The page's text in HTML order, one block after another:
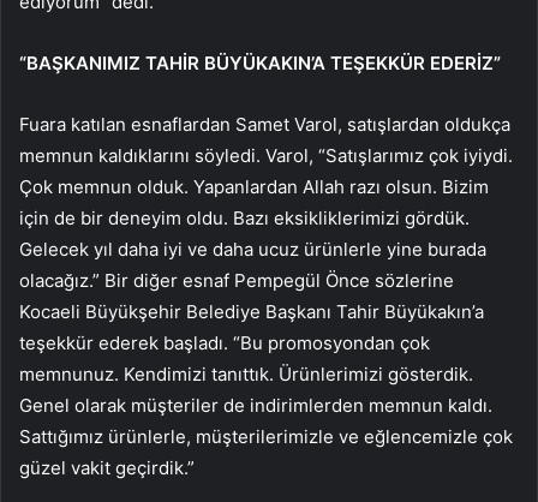
“BAŞKANIMIZ TAHİR BÜYÜKAKIN’A TEŞEKKÜR EDERİZ”
Fuara katılan esnaflardan Samet Varol, satışlardan oldukça
memnun kaldıklarını söyledi. Varol, “Satışlarımız çok iyiydi.
Çok memnun olduk. Yapanlardan Allah razı olsun. Bizim
için de bir deneyim oldu. Bazı eksikliklerimizi gördük.
Gelecek yıl daha iyi ve daha ucuz ürünlerle yine burada
olacağız.” Bir diğer esnaf Pempegül Önce sözlerine
Kocaeli Büyükşehir Belediye Başkanı Tahir Büyükakın’a
teşekkür ederek başladı. “Bu promosyondan çok
memnunuz. Kendimizi tanıttık. Ürünlerimizi gösterdik.
Genel olarak müşteriler de indirimlerden memnun kaldı.
Sattığımız ürünlerle, müşterilerimizle ve eğlencemizle çok
güzel vakit geçirdik.”